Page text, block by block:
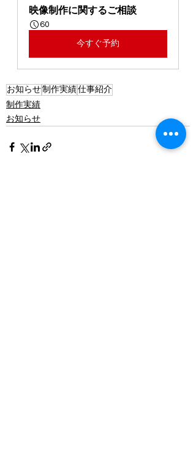
映像制作に関するご相談
60
今すぐ予約
お知らせ制作実績仕事紹介
制作実績
お知らせ